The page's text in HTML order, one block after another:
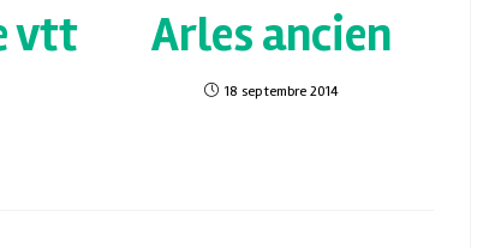
vtt
Arles ancien
18 septembre 2014